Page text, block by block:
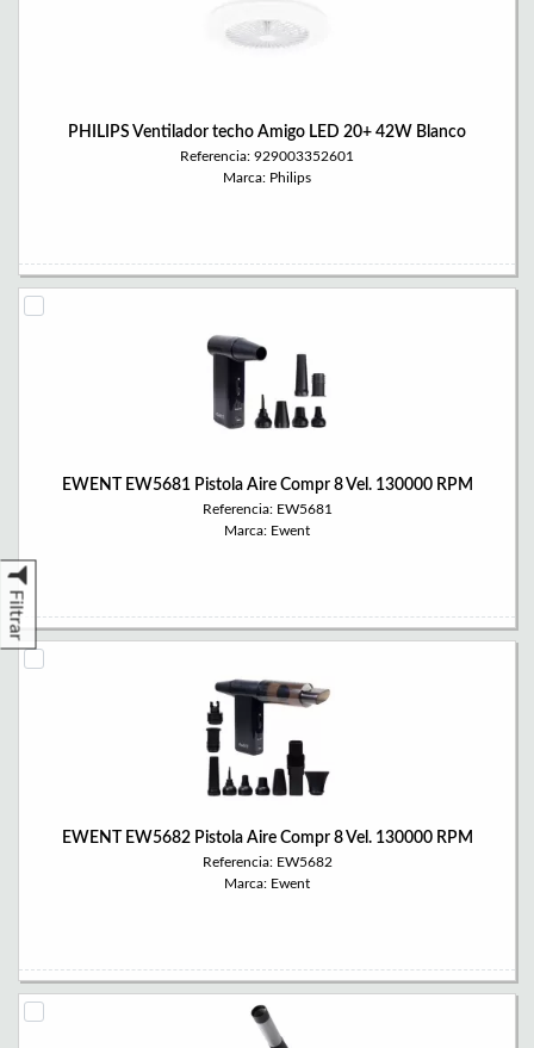
Filtrar
PHILIPS Ventilador techo Amigo LED 20+ 42W Blanco
Referencia: 929003352601
Marca: Philips
EWENT EW5681 Pistola Aire Compr 8 Vel. 130000 RPM
Referencia: EW5681
Marca: Ewent
EWENT EW5682 Pistola Aire Compr 8 Vel. 130000 RPM
Referencia: EW5682
Marca: Ewent